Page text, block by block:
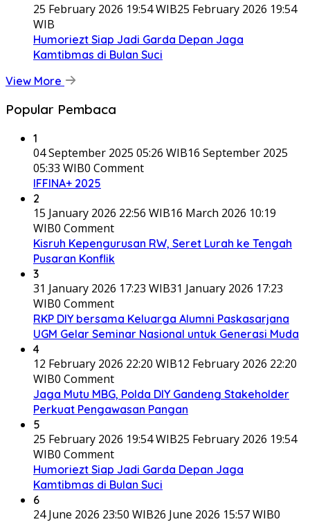
25 February 2026 19:54 WIB25 February 2026 19:54
WIB
Humoriezt Siap Jadi Garda Depan Jaga
Kamtibmas di Bulan Suci
View More
Popular Pembaca
1
04 September 2025 05:26 WIB16 September 2025
05:33 WIB0 Comment
IFFINA+ 2025
2
15 January 2026 22:56 WIB16 March 2026 10:19
WIB0 Comment
Kisruh Kepengurusan RW, Seret Lurah ke Tengah
Pusaran Konflik
3
31 January 2026 17:23 WIB31 January 2026 17:23
WIB0 Comment
RKP DIY bersama Keluarga Alumni Paskasarjana
UGM Gelar Seminar Nasional untuk Generasi Muda
4
12 February 2026 22:20 WIB12 February 2026 22:20
WIB0 Comment
Jaga Mutu MBG, Polda DIY Gandeng Stakeholder
Perkuat Pengawasan Pangan
5
25 February 2026 19:54 WIB25 February 2026 19:54
WIB0 Comment
Humoriezt Siap Jadi Garda Depan Jaga
Kamtibmas di Bulan Suci
6
24 June 2026 23:50 WIB26 June 2026 15:57 WIB0